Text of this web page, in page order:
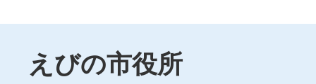
えびの市役所